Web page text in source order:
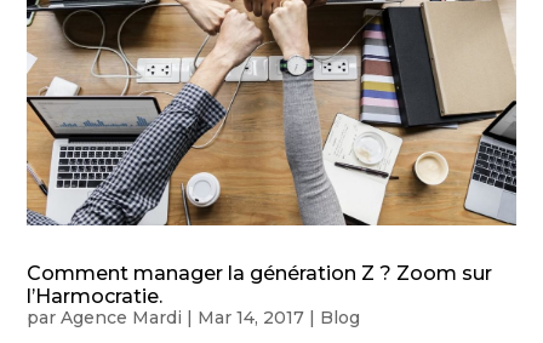
Comment manager la génération Z ? Zoom sur
l’Harmocratie.
parAgence Mardi | Mar 14, 2017 | Blog